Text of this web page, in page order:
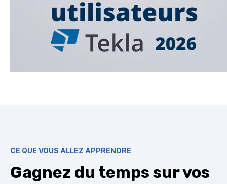
CE QUE VOUS ALLEZ APPRENDRE
Gagnez du temps sur vos